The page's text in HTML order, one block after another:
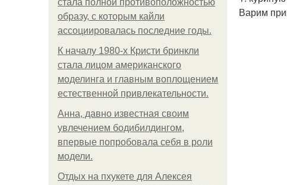
стала полной противоположностью
образу, с которым кайли
ассоциировалась последние годы.
К началу 1980-х Кристи бринкли
стала лицом американского
моделинга и главным воплощением
естественной привлекательности.
Анна, давно известная своим
увлечением бодибилдингом,
впервые попробовала себя в роли
модели.
Отдых на пхукете для Алексея
Варим